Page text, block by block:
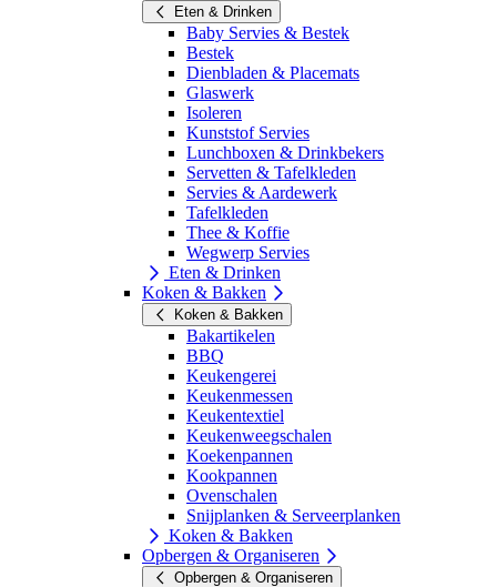
Eten & Drinken
Baby Servies & Bestek
Bestek
Dienbladen & Placemats
Glaswerk
Isoleren
Kunststof Servies
Lunchboxen & Drinkbekers
Servetten & Tafelkleden
Servies & Aardewerk
Tafelkleden
Thee & Koffie
Wegwerp Servies
Eten & Drinken
Koken & Bakken
Koken & Bakken
Bakartikelen
BBQ
Keukengerei
Keukenmessen
Keukentextiel
Keukenweegschalen
Koekenpannen
Kookpannen
Ovenschalen
Snijplanken & Serveerplanken
Koken & Bakken
Opbergen & Organiseren
Opbergen & Organiseren